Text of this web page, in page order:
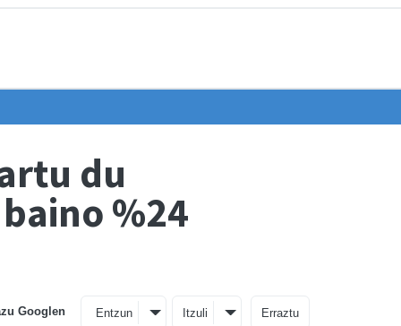
du
%24
Googlen Entzun Itzuli Erraztu